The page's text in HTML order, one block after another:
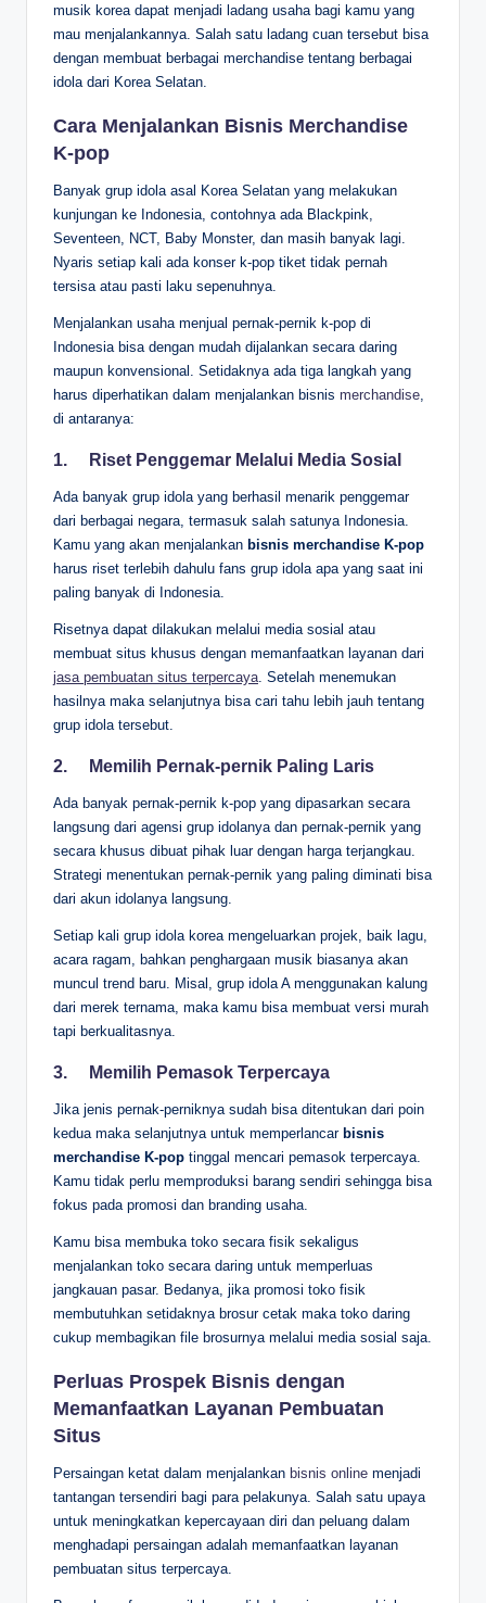
musik korea dapat menjadi ladang usaha bagi kamu yang
mau menjalankannya. Salah satu ladang cuan tersebut bisa
dengan membuat berbagai merchandise tentang berbagai
idola dari Korea Selatan.
Cara Menjalankan Bisnis Merchandise
K-pop
Banyak grup idola asal Korea Selatan yang melakukan
kunjungan ke Indonesia, contohnya ada Blackpink,
Seventeen, NCT, Baby Monster, dan masih banyak lagi.
Nyaris setiap kali ada konser k-pop tiket tidak pernah
tersisa atau pasti laku sepenuhnya.
Menjalankan usaha menjual pernak-pernik k-pop di
Indonesia bisa dengan mudah dijalankan secara daring
maupun konvensional. Setidaknya ada tiga langkah yang
harus diperhatikan dalam menjalankan bisnis merchandise
di antaranya:
1. Riset Penggemar Melalui Media Sosial
Ada banyak grup idola yang berhasil menarik penggemar
dari berbagai negara, termasuk salah satunya Indonesia.
Kamu yang akan menjalankan bisnis merchandise K-pop
harus riset terlebih dahulu fans grup idola apa yang saat ini
paling banyak di Indonesia.
Risetnya dapat dilakukan melalui media sosial atau
membuat situs khusus dengan memanfaatkan layanan dari
jasa pembuatan situs terpercaya . Setelah menemukan
hasilnya maka selanjutnya bisa cari tahu lebih jauh tentang
grup idola tersebut.
2. Memilih Pernak-pernik Paling Laris
Ada banyak pernak-pernik k-pop yang dipasarkan secara
langsung dari agensi grup idolanya dan pernak-pernik yang
secara khusus dibuat pihak luar dengan harga terjangkau.
Strategi menentukan pernak-pernik yang paling diminati bisa
dari akun idolanya langsung.
Setiap kali grup idola korea mengeluarkan projek, baik lagu,
acara ragam, bahkan penghargaan musik biasanya akan
muncul trend baru. Misal, grup idola A menggunakan kalung
dari merek ternama, maka kamu bisa membuat versi murah
tapi berkualitasnya.
3. Memilih Pemasok Terpercaya
Jika jenis pernak-perniknya sudah bisa ditentukan dari poin
kedua maka selanjutnya untuk memperlancar bisnis
merchandise K-pop tinggal mencari pemasok terpercaya.
Kamu tidak perlu memproduksi barang sendiri sehingga bisa
fokus pada promosi dan branding usaha.
Kamu bisa membuka toko secara fisik sekaligus
menjalankan toko secara daring untuk memperluas
jangkauan pasar. Bedanya, jika promosi toko fisik
membutuhkan setidaknya brosur cetak maka toko daring
cukup membagikan file brosurnya melalui media sosial saja.
Perluas Prospek Bisnis dengan
Memanfaatkan Layanan Pembuatan
Situs
Persaingan ketat dalam menjalankan bisnis online menjadi
tantangan tersendiri bagi para pelakunya. Salah satu upaya
untuk meningkatkan kepercayaan diri dan peluang dalam
menghadapi persaingan adalah memanfaatkan layanan
pembuatan situs terpercaya.